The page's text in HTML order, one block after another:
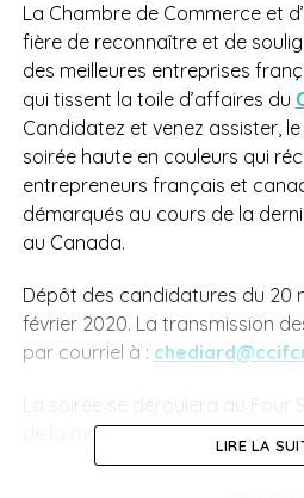
La Chambre de Commerce et
fière de reconnaître et de
des meilleures entreprises
qui tissent la toile d’affaires du
Candidatez et venez assister,
soirée haute en couleurs qui
entrepreneurs français et
démarqués au cours de la
au Canada.
Dépôt des candidatures du 20
février 2020. La transmission
par courriel à :
de la montagne, MONTRÉAL, QC
LIRE LA